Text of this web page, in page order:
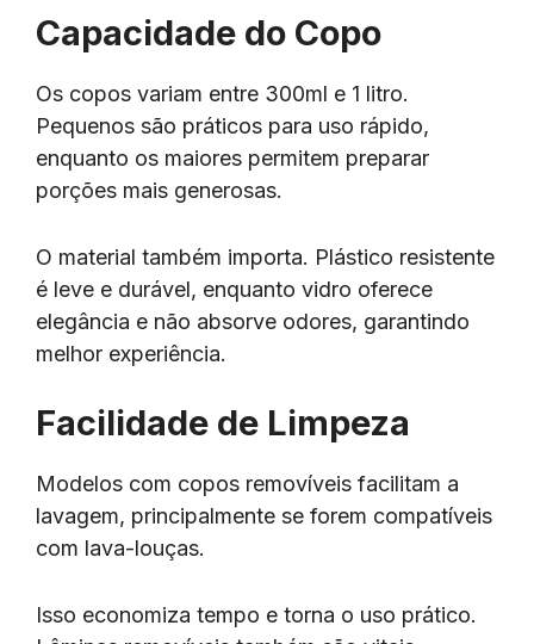
Capacidade do Copo
Os copos variam entre 300ml e 1 litro.
Pequenos são práticos para uso rápido,
enquanto os maiores permitem preparar
porções mais generosas.
O material também importa. Plástico resistente
é leve e durável, enquanto vidro oferece
elegância e não absorve odores, garantindo
melhor experiência.
Facilidade de Limpeza
Modelos com copos removíveis facilitam a
lavagem, principalmente se forem compatíveis
com lava-louças.
Isso economiza tempo e torna o uso prático.